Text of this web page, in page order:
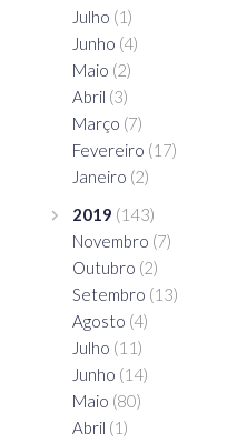
Julho (1)
Junho (4)
Maio (2)
Abril (3)
Março (7)
Fevereiro (17)
Janeiro (2)
2019 (143)
Novembro (7)
Outubro (2)
Setembro (13)
Agosto (4)
Julho (11)
Junho (14)
Maio (80)
Abril (1)